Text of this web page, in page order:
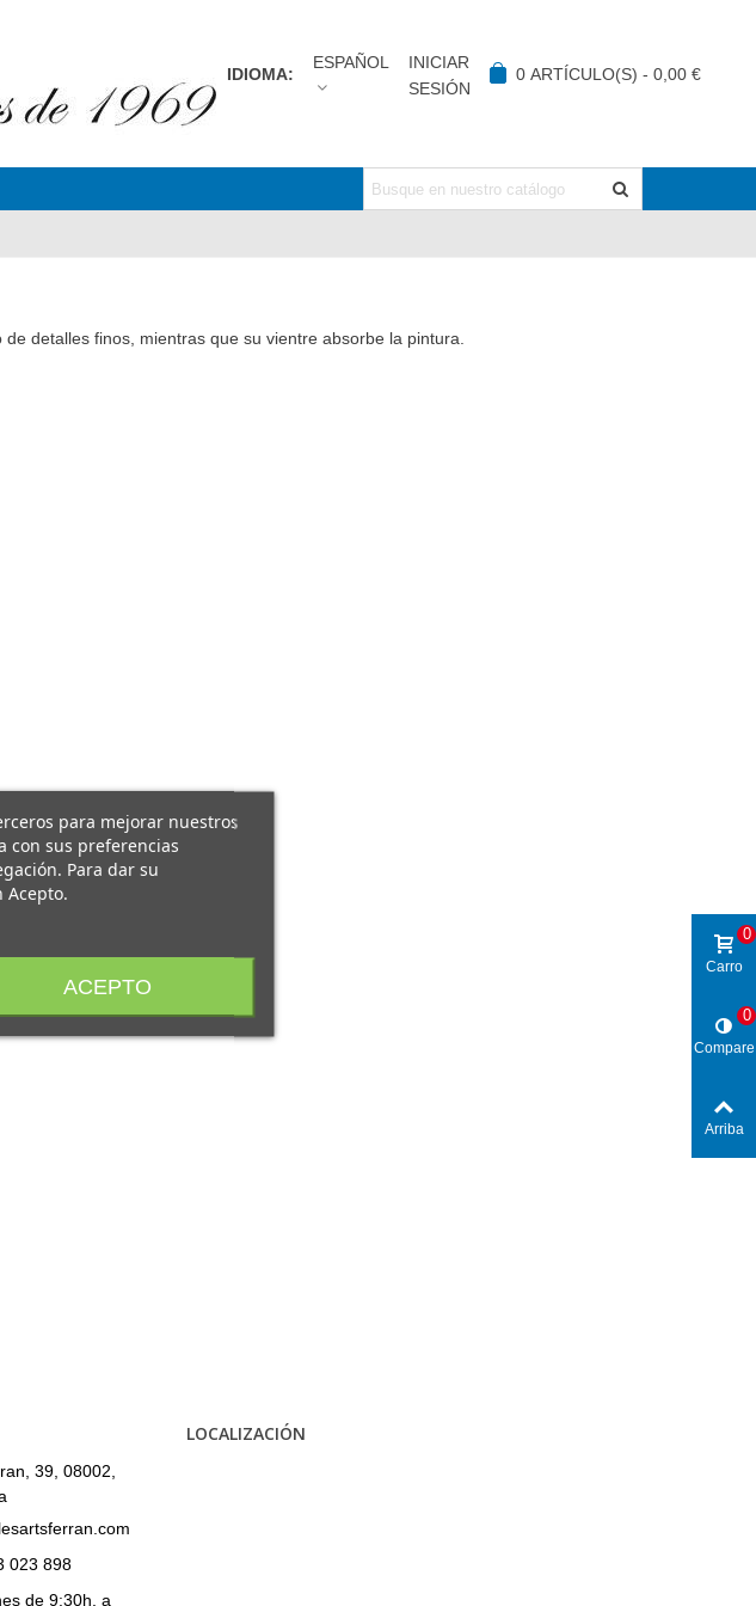
IDIOMA:
ESPAÑOL
INICIAR
SESIÓN
0 ARTÍCULO(S) - 0,00 €
detalles finos, mientras que su vientre absorbe la pintura.
39, 08002,
023 898
de 9:30h. a
LOCALIZACIÓN
para mejorar nuestros
con sus preferencias
Para dar su
Acepto.
ACEPTO
Carro
0
Compare
0
Arriba